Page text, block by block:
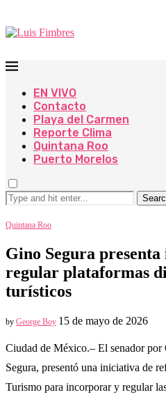
EN VIVO
Contacto
Playa del Carmen
Reporte Clima
Quintana Roo
Puerto Morelos
Quintana Roo
Gino Segura
regular plataformas
turísticos
by George Boy 15 de mayo de 2026
Ciudad de México.– El senador
Segura, presentó una iniciativa de
Turismo para incorporar y regular